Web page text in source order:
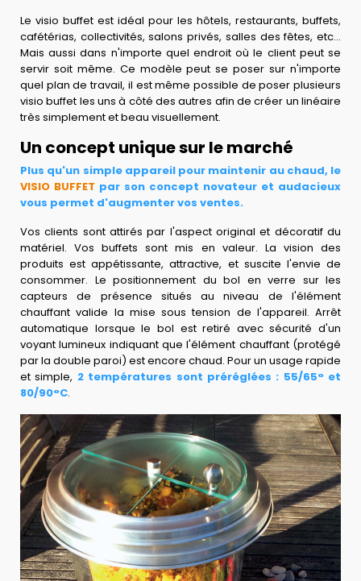
Le visio buffet est idéal pour les hôtels, restaurants, buffets,
cafétérias, collectivités, salons privés, salles des fêtes, etc...
Mais aussi dans n'importe quel endroit où le client peut se
servir soit même. Ce modèle peut se poser sur n'importe
quel plan de travail, il est même possible de poser plusieurs
visio buffet les uns à côté des autres afin de créer un linéaire
très simplement et beau visuellement.
Un concept unique sur le marché
Plus qu'un simple appareil pour maintenir au chaud, le
VISIO BUFFET par son concept novateur et audacieux
vous permet d'augmenter vos ventes.
Vos clients sont attirés par l'aspect original et décoratif du
matériel. Vos buffets sont mis en valeur. La vision des
produits est appétissante, attractive, et suscite l'envie de
consommer. Le positionnement du bol en verre sur les
capteurs de présence situés au niveau de l'élément
chauffant valide la mise sous tension de l'appareil. Arrêt
automatique lorsque le bol est retiré avec sécurité d'un
voyant lumineux indiquant que l'élément chauffant (protégé
par la double paroi) est encore chaud. Pour un usage rapide
et simple, 2 températures sont préréglées : 55/65° et
80/90°C.